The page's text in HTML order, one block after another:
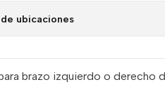
ubicaciones
brazo izquierdo o derecho